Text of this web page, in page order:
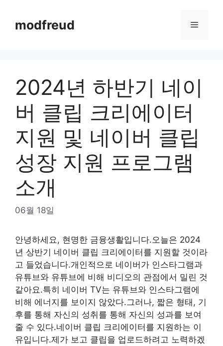
contentmodfreud Menu
2024년 하반기 네이
버 클립 크리에이터
지원 및 네이버 클립
성장 지원 프로그램
소개
06월 18일
안녕하세요, 현명한 금융생활입니다.오늘은 2024
년 상반기 네이버 클립 크리에이터를 지원할 것이라
고 들었습니다.개인적으로 네이버가 인스타그램과
유튜브와 유튜브에 비해 비디오의 관점에서 밀린 것
같아요.특히 네이버 TV는 유튜브와 인스타그램에
비해 에너지를 보이지 않았다.그러나, 짧은 형태, 기
후를 통해 자신의 성취를 통해 자신의 성과를 보여
줄 수 있다.네이버 클립 크리에이터를 지원하는 이
유입니다.제가 보고 클립을 업로드하려고 노력하겠